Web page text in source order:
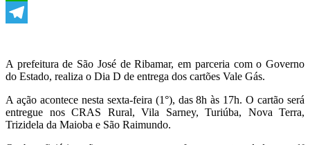
WhatsApp
A prefeitura de São José de Ribamar, em parceria com o Governo
do Estado, realiza o Dia D de entrega dos cartões Vale Gás.
A ação acontece nesta sexta-feira (1°), das 8h às 17h. O cartão será
entregue nos CRAS Rural, Vila Sarney, Turiúba, Nova Terra,
Trizidela da Maioba e São Raimundo.